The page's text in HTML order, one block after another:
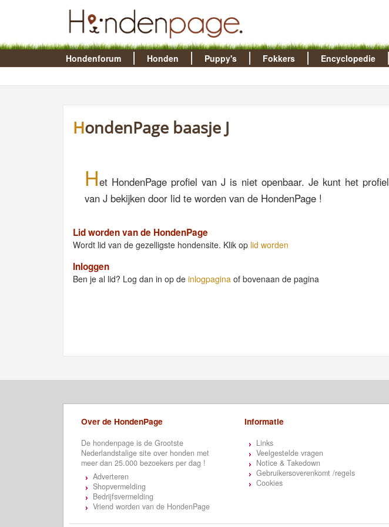
Hondenforum Honden Puppy's Fokkers Encyclopedie
HondenPage baasje J
Het HondenPage profiel van J is niet openbaar. Je kunt het profiel
van J bekijken door lid te worden van de HondenPage !
Lid worden van de HondenPage
Wordt lid van de gezelligste hondensite. Klik op lid worden
Inloggen
Ben je al lid? Log dan in op de inlogpagina of bovenaan de pagina
Over de HondenPage
De hondenpage is de Grootste
Nederlandstalige site over honden met
meer dan 25.000 bezoekers per dag !
Adverteren
Shopvermelding
Bedrijfsvermelding
Vriend worden van de HondenPage
Informatie
Links
Veelgestelde vragen
Notice & Takedown
Gebruikersoverenkomt /regels
Cookies